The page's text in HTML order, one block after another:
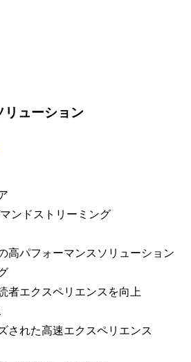
リューション
ンドストリーミング
高パフォーマンスソリューション
者エクスペリエンスを向上
された高速エクスペリエンス